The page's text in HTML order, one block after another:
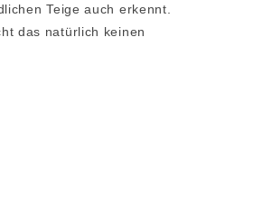
Teige auch erkennt.
das natürlich keinen